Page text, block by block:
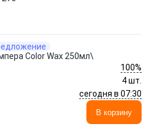
Color Wax 250мл\
100%
4 шт.
сегодня в 07:30
В корзину